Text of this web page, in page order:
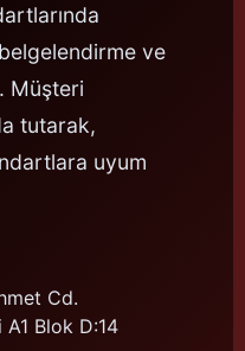
ve
Müşteri
tutarak,
uyum
Cd.
Blok D:14